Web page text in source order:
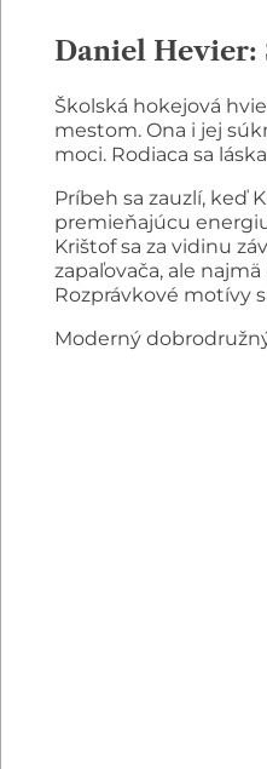
Daniel Hevier:
Školská hokejová
mestom. Ona i jej
moci. Rodiaca sa
Príbeh sa zauzlí, keď
premieňajúcu
Krištof sa za vidinu
zapaľovača, ale
Rozprávkové motívy
Moderný